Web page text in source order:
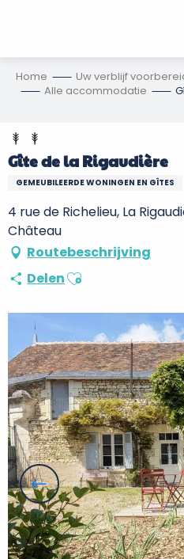
Home Uw verblijf
Alle accommodatie
Gîte de la Rigaudière
GEMEUBILEERDE WONINGEN EN GÎTES
4 rue de Richelieu, La
Château
Routebeschrijving
DelenAjouter aux favoris